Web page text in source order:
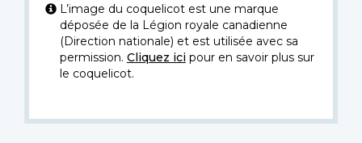
L’image du coquelicot est une marque
déposée de la Légion royale canadienne
(Direction nationale) et est utilisée avec sa
permission. Cliquez icipour en savoir plus sur
le coquelicot.